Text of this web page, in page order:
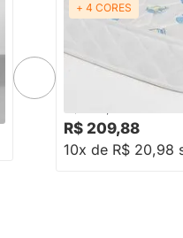
+ 4 CORES
Colchão de
70cmx1,30mx10cm
R$ 209,88
10x de R$ 20,98